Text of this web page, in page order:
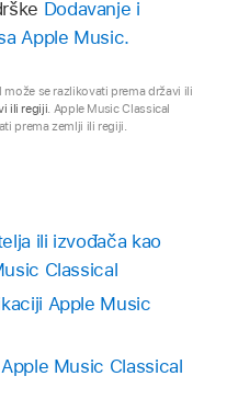
Dodavanje i
Apple Music.
se razlikovati prema državi ili
ili regiji. Apple Music Classical
prema zemlji ili regiji.
ili izvođača kao
Classical
Apple Music
Music Classical